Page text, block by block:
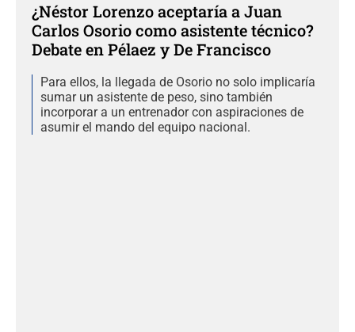
¿Néstor Lorenzo aceptaría a Juan
Carlos Osorio como asistente técnico?
Debate en Pélaez y De Francisco
Para ellos, la llegada de Osorio no solo implicaría
sumar un asistente de peso, sino también
incorporar a un entrenador con aspiraciones de
asumir el mando del equipo nacional.